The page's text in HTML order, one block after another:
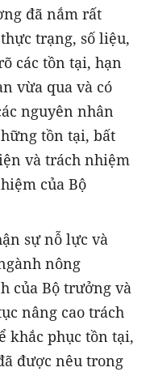
đã nắm rất
trạng, số liệu,
các tồn tại, hạn
vừa qua và có
nguyên nhân
tồn tại, bất
và trách nhiệm
của Bộ
sự nỗ lực và
nông
của Bộ trưởng và
nâng cao trách
khắc phục tồn tại,
được nêu trong